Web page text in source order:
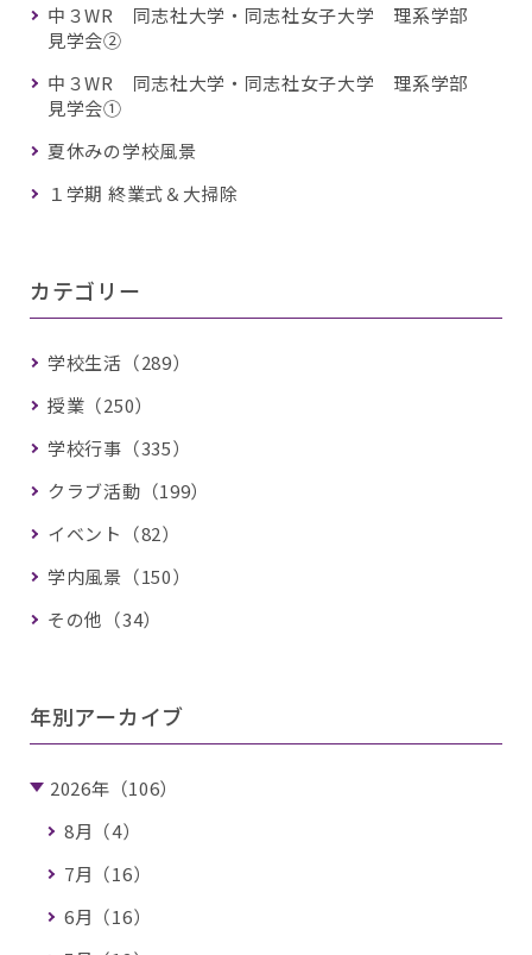
中３WR 同志社大学・同志社女子大学 理系学部
見学会②
中３WR 同志社大学・同志社女子大学 理系学部
見学会①
夏休みの学校風景
１学期 終業式＆大掃除
カテゴリー
学校生活（289）
授業（250）
学校行事（335）
クラブ活動（199）
イベント（82）
学内風景（150）
その他（34）
年別アーカイブ
2026年（106）
8月（4）
7月（16）
6月（16）